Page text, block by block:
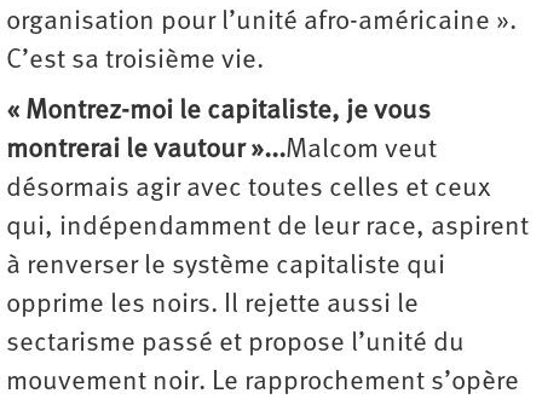
organisation pour l’unité afro-américaine ».
C’est sa troisième vie.
« Montrez-moi le capitaliste, je vous
montrerai le vautour »...Malcom veut
désormais agir avec toutes celles et ceux
qui, indépendamment de leur race, aspirent
à renverser le système capitaliste qui
opprime les noirs. Il rejette aussi le
sectarisme passé et propose l’unité du
mouvement noir. Le rapprochement s’opère